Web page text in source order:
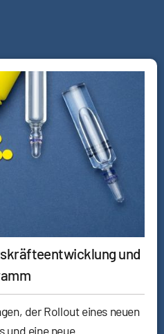
und
der Rollout eines neuen
und eine neue